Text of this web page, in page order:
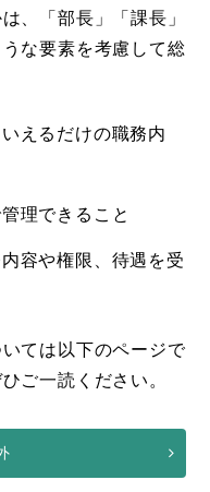
、「部長」「課長」
な要素を考慮して総
えるだけの職務内
理できること
容や権限、待遇を受
ては以下のページで
ご一読ください。